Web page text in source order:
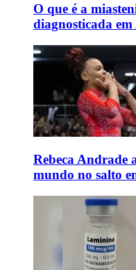
O que é a
diagnosticada
Rebeca Andrade
mundo no salto